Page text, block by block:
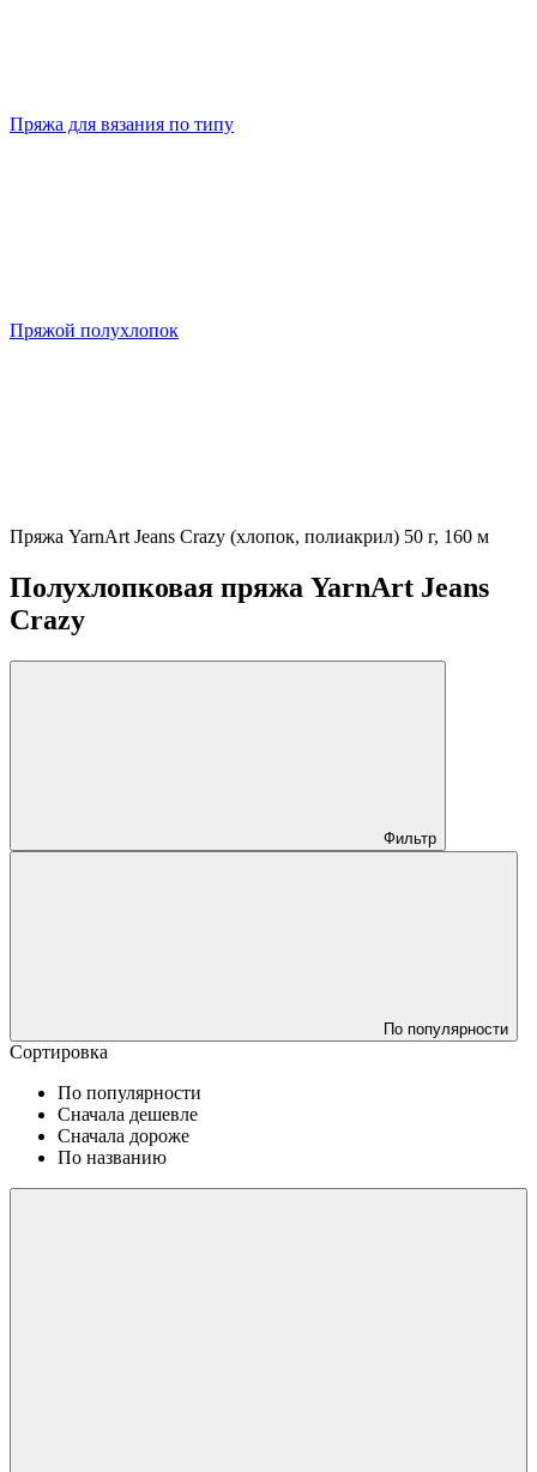
Пряжа для вязания по типу
Пряжой полухлопок
Пряжа YarnArt Jeans Crazy (хлопок, полиакрил) 50 г, 160 м
Полухлопковая пряжа YarnArt Jeans
Crazy
Фильтр
По популярности
Сортировка
По популярности
Сначала дешевле
Сначала дороже
По названию